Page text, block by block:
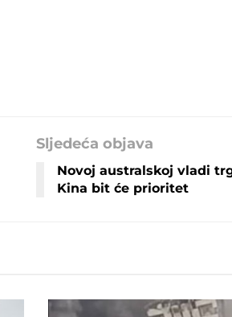
Sljedeća objava
Novoj australskoj vladi
Kina bit će prioritet